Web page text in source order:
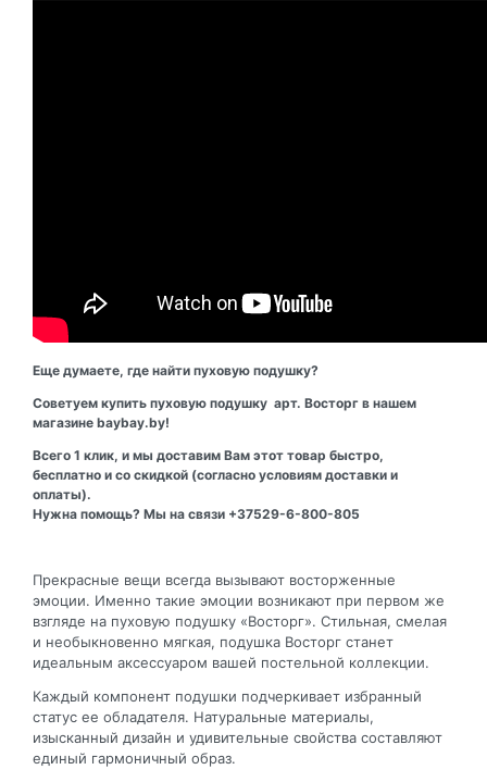
Еще думаете, где найти пуховую подушку?
Советуем купить пуховую подушку арт. Восторг в нашем
магазине baybay.by!
Всего 1 клик, и мы доставим Вам этот товар быстро,
бесплатно и со скидкой (согласно условиям доставки и
оплаты).
Нужна помощь? Мы на связи +37529-6-800-805
Прекрасные вещи всегда вызывают восторженные
эмоции. Именно такие эмоции возникают при первом же
взгляде на пуховую подушку «Восторг». Стильная, смелая
и необыкновенно мягкая, подушка Восторг станет
идеальным аксессуаром вашей постельной коллекции.
Каждый компонент подушки подчеркивает избранный
статус ее обладателя. Натуральные материалы,
изысканный дизайн и удивительные свойства составляют
единый гармоничный образ.